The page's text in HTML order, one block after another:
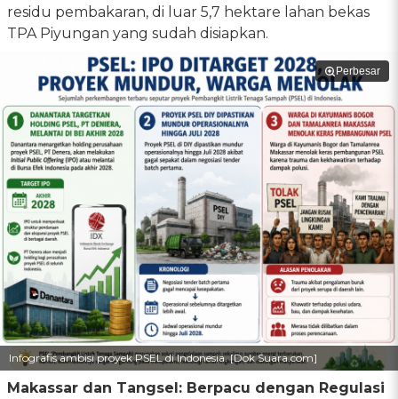
residu pembakaran, di luar 5,7 hektare lahan bekas
TPA Piyungan yang sudah disiapkan.
Perbesar
Infografis ambisi proyek PSEL di Indonesia. [Dok Suara.com]
Makassar dan Tangsel: Berpacu dengan Regulasi